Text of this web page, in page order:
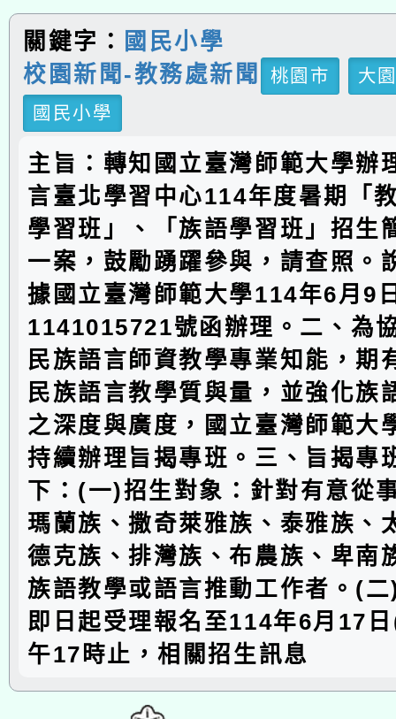
關鍵字：
國民小學
校園新聞-教務處新聞
桃園市
大
國民小學
主旨：轉知國立臺灣師範大學辦
言臺北學習中心114年度暑期「
學習班」、「族語學習班」招生
一案，鼓勵踴躍參與，請查照。
據國立臺灣師範大學114年6月9
1141015721號函辦理。二、為
民族語言師資教學專業知能，期
民族語言教學質與量，並強化族
之深度與廣度，國立臺灣師範大
持續辦理旨揭專班。三、旨揭專
下：(一)招生對象：針對有意從
瑪蘭族、撒奇萊雅族、泰雅族、
德克族、排灣族、布農族、卑南
族語教學或語言推動工作者。(
即日起受理報名至114年6月17
午17時止，相關招生訊息